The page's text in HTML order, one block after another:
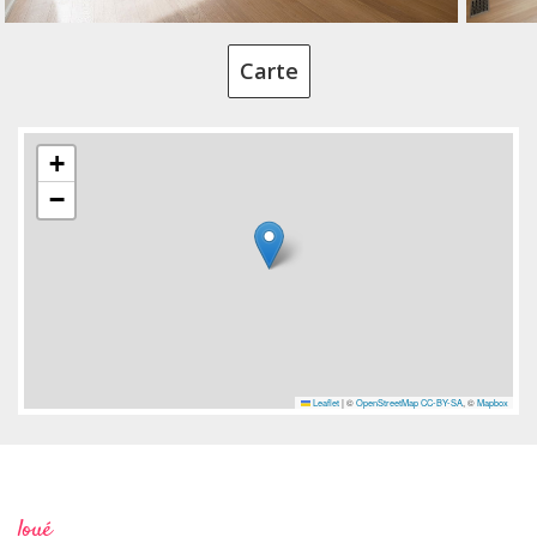
Carte
+
−
Leaflet |©OpenStreetMap CC-BY-SA, ©Mapbox
loué